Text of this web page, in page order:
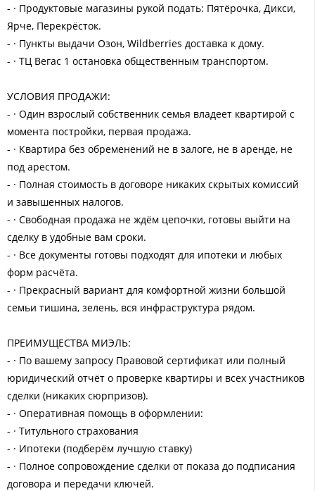
- · Продуктовые магазины рукой подать: Пятёрочка, Дикси,
Ярче, Перекрёсток.
- · Пункты выдачи Озон, Wildberries доставка к дому.
- · ТЦ Вегас 1 остановка общественным транспортом.
УСЛОВИЯ ПРОДАЖИ:
- · Один взрослый собственник семья владеет квартирой с
момента постройки, первая продажа.
- · Квартира без обременений не в залоге, не в аренде, не
под арестом.
- · Полная стоимость в договоре никаких скрытых комиссий
и завышенных налогов.
- · Свободная продажа не ждём цепочки, готовы выйти на
сделку в удобные вам сроки.
- · Все документы готовы подходят для ипотеки и любых
форм расчёта.
- · Прекрасный вариант для комфортной жизни большой
семьи тишина, зелень, вся инфраструктура рядом.
ПРЕИМУЩЕСТВА МИЭЛЬ:
- · По вашему запросу Правовой сертификат или полный
юридический отчёт о проверке квартиры и всех участников
сделки (никаких сюрпризов).
- · Оперативная помощь в оформлении:
- · Титульного страхования
- · Ипотеки (подберём лучшую ставку)
- · Полное сопровождение сделки от показа до подписания
договора и передачи ключей.